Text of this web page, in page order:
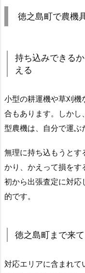
徳之島町で農機
持ち込みできる
える
小型の耕運機や草刈機
合もあります。しかし
型農機は、自分で運ぶ
無理に持ち込もうとす
かり、かえって損をす
初から出張査定に対応
的です。
徳之島町まで来
対応エリアに含まれて